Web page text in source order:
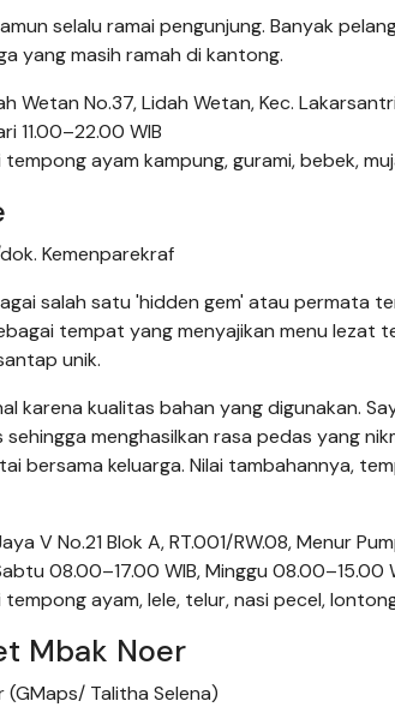
selalu ramai pengunjung. Banyak
yang masih ramah di kantong.
Wetan No.37, Lidah Wetan, Kec.
11.00–22.00 WIB
ayam kampung, gurami, bebek,
Kemenparekraf
salah satu 'hidden gem' atau permata
tempat yang menyajikan menu lezat
unik.
karena kualitas bahan yang digunakan.
menghasilkan rasa pedas yang
bersama keluarga. Nilai tambahannya,
V No.21 Blok A, RT.001/RW.08, Menur
08.00–17.00 WIB, Minggu 08.00–15.00
ayam, lele, telur, nasi pecel,
Mbak Noer
(GMaps/ Talitha Selena)